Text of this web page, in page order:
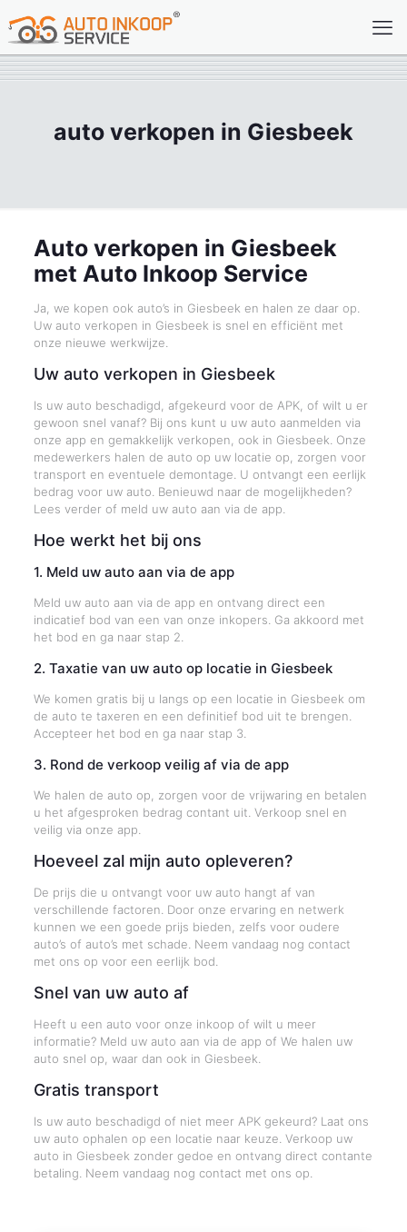
auto verkopen in Giesbeek
Auto verkopen in Giesbeek
met Auto Inkoop Service
Ja, we kopen ook auto’s in Giesbeek en halen ze daar op.
Uw auto verkopen in Giesbeek is snel en efficiënt met
onze nieuwe werkwijze.
Uw auto verkopen in Giesbeek
Is uw auto beschadigd, afgekeurd voor de APK, of wilt u er
gewoon snel vanaf? Bij ons kunt u uw auto aanmelden via
onze app en gemakkelijk verkopen, ook in Giesbeek. Onze
medewerkers halen de auto op uw locatie op, zorgen voor
transport en eventuele demontage. U ontvangt een eerlijk
bedrag voor uw auto. Benieuwd naar de mogelijkheden?
Lees verder of meld uw auto aan via de app.
Hoe werkt het bij ons
1. Meld uw auto aan via de app
Meld uw auto aan via de app en ontvang direct een
indicatief bod van een van onze inkopers. Ga akkoord met
het bod en ga naar stap 2.
2. Taxatie van uw auto op locatie in Giesbeek
We komen gratis bij u langs op een locatie in Giesbeek om
de auto te taxeren en een definitief bod uit te brengen.
Accepteer het bod en ga naar stap 3.
3. Rond de verkoop veilig af via de app
We halen de auto op, zorgen voor de vrijwaring en betalen
u het afgesproken bedrag contant uit. Verkoop snel en
veilig via onze app.
Hoeveel zal mijn auto opleveren?
De prijs die u ontvangt voor uw auto hangt af van
verschillende factoren. Door onze ervaring en netwerk
kunnen we een goede prijs bieden, zelfs voor oudere
auto’s of auto’s met schade. Neem vandaag nog contact
met ons op voor een eerlijk bod.
Snel van uw auto af
Heeft u een auto voor onze inkoop of wilt u meer
informatie? Meld uw auto aan via de app of We halen uw
auto snel op, waar dan ook in Giesbeek.
Gratis transport
Is uw auto beschadigd of niet meer APK gekeurd? Laat ons
uw auto ophalen op een locatie naar keuze. Verkoop uw
auto in Giesbeek zonder gedoe en ontvang direct contante
betaling. Neem vandaag nog contact met ons op.